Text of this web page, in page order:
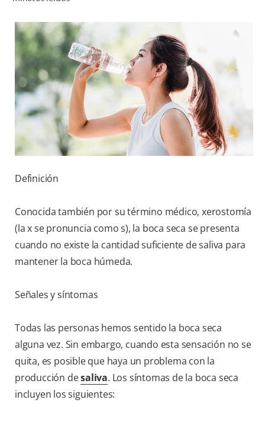
CORRESPONDENCIA DE PRODUCTOS
PROMOCIONES
SV (ES)
SUSCRÍBASE
Definición
Conocida también por su término médico, xerostomía
(la x se pronuncia como s), la boca seca se presenta
cuando no existe la cantidad suficiente de saliva para
mantener la boca húmeda.
Señales y síntomas
Todas las personas hemos sentido la boca seca
alguna vez. Sin embargo, cuando esta sensación no se
quita, es posible que haya un problema con la
producción desaliva. Los síntomas de la boca seca
incluyen los siguientes: